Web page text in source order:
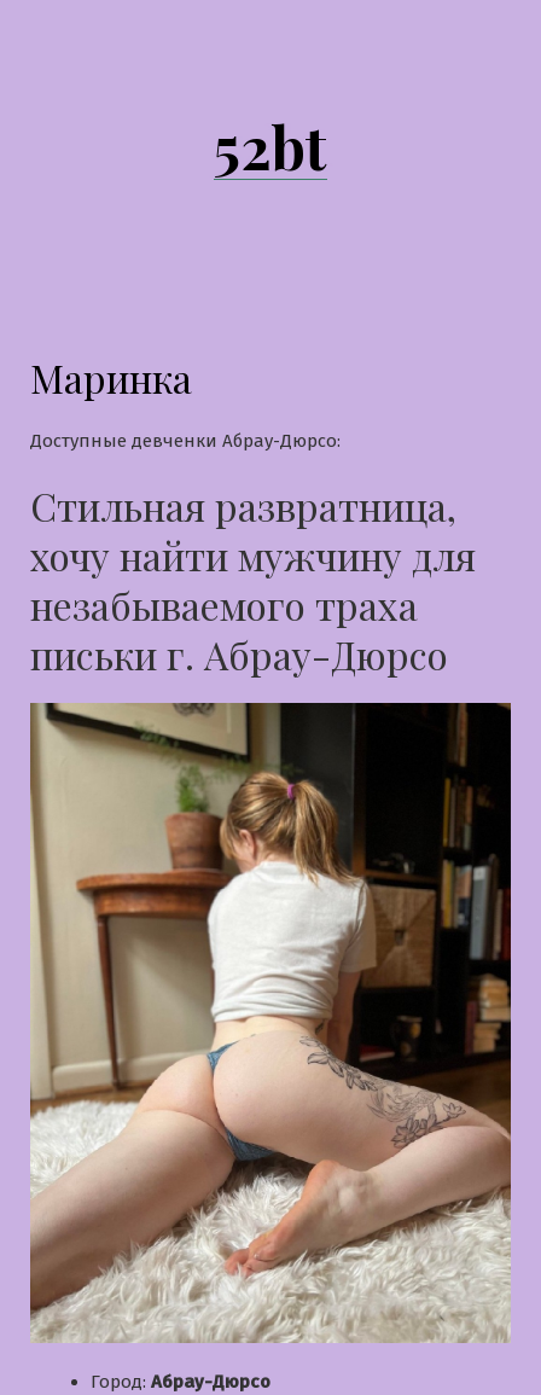
52bt
Маринка
Доступные девченки Абрау-Дюрсо:
Стильная развратница,
хочу найти мужчину для
незабываемого траха
письки г. Абрау-Дюрсо
Город: Абрау-Дюрсо